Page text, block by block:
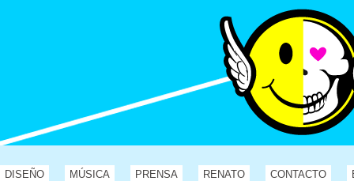
DISEÑO MÚSICA PRENSA RENATO CONTACTO